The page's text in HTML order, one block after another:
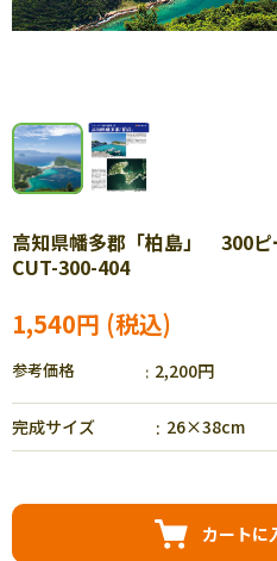
高知県幡多郡「柏島」 300
CUT-300-404
1,540円
参考価格 2,200円
完成サイズ 26×38cm
カートに